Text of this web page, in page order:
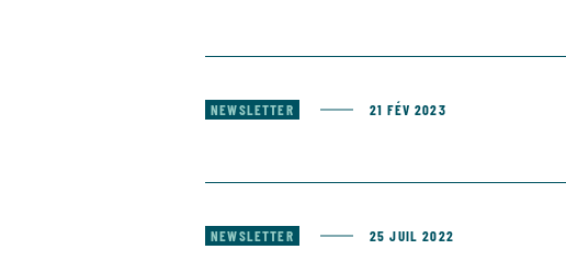
NEWSLETTER 21 FÉV 2023
NEWSLETTER 25 JUIL 2022